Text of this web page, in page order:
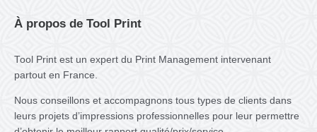
À propos de Tool Print
Tool Print est un expert du Print Management intervenant
partout en France.
Nous conseillons et accompagnons tous types de clients dans
leurs projets d’impressions professionnelles pour leur permettre